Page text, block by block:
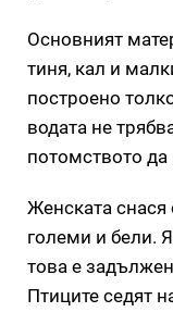
Основният
тиня, кал и
построено
водата не
потомството да
Женската снася
големи и бели.
това е
Птиците седят